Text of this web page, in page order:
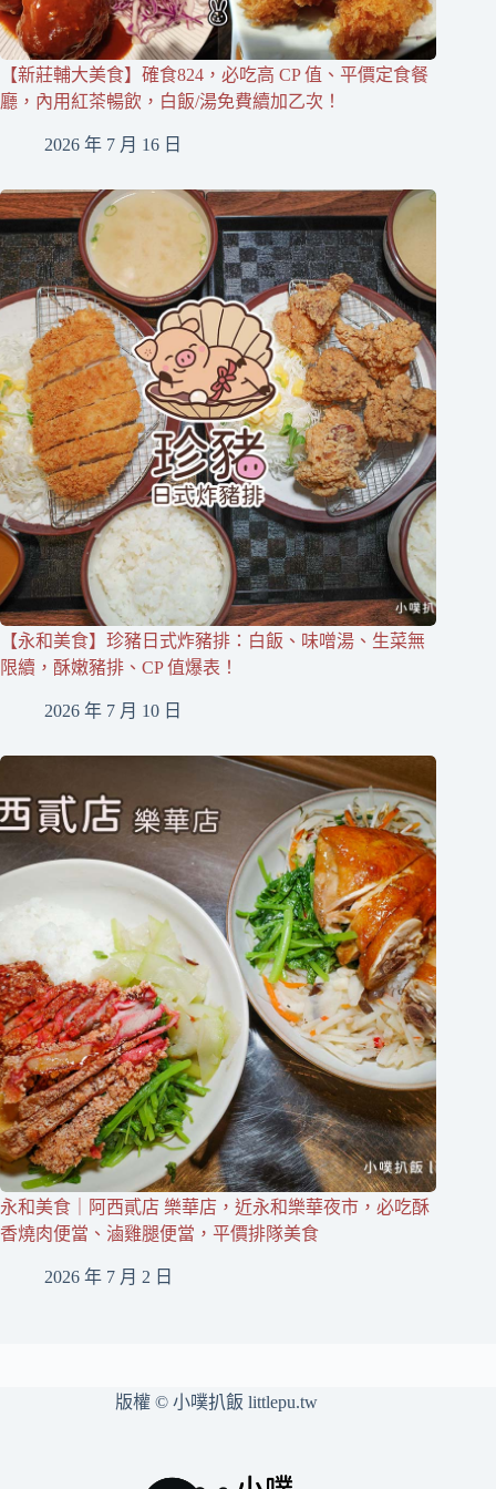
【新莊輔大美食】確食824，必吃高 CP 值、平價定食餐
廳，內用紅茶暢飲，白飯/湯免費續加乙次！
2026 年 7 月 16 日
【永和美食】珍豬日式炸豬排：白飯、味噌湯、生菜無
限續，酥嫩豬排、CP 值爆表！
2026 年 7 月 10 日
永和美食｜阿西貳店 樂華店，近永和樂華夜市，必吃酥
香燒肉便當、滷雞腿便當，平價排隊美食
2026 年 7 月 2 日
版權 © 小噗扒飯 littlepu.tw